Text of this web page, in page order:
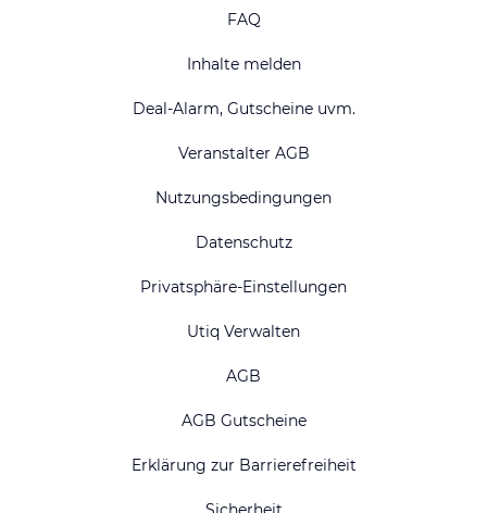
FAQ
Inhalte melden
Deal-Alarm, Gutscheine uvm.
Veranstalter AGB
Nutzungsbedingungen
Datenschutz
Privatsphäre-Einstellungen
Utiq Verwalten
AGB
AGB Gutscheine
Erklärung zur Barrierefreiheit